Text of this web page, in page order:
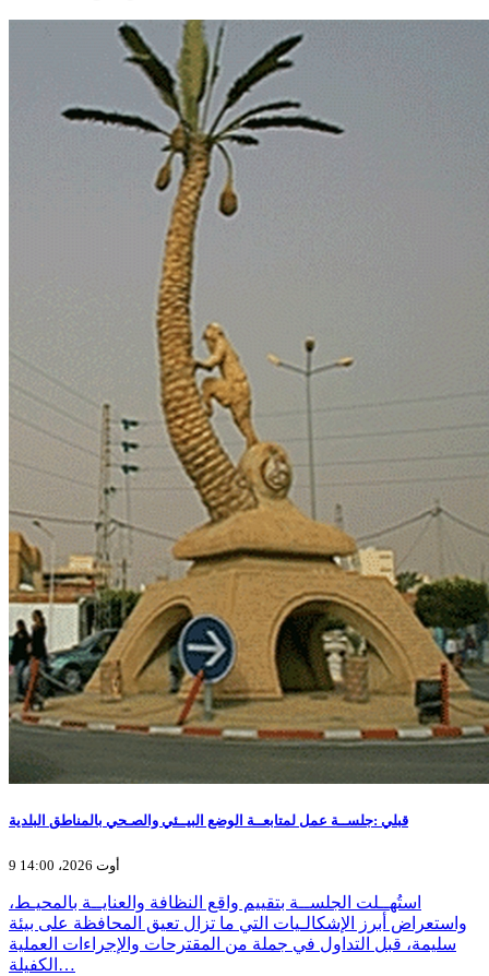
قبلي :جلســة عمل لمتابعــة الوضع البيــئي والصـحي بالمناطق البلدية
9 أوت 2026، 14:00
استُهــلت الجلســة بتقييم واقع النظافة والعنايــة بالمحيـط،
واستعراض أبرز الإشكالـيات التي ما تزال تعيق المحافظة على بيئة
سليمة، قبل التداول في جملة من المقترحات والإجراءات العملية
الكفيلة…